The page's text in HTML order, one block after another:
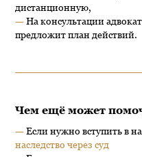
дистанционную,
—На консультации
предложит план действий.
Чем ещё может
—Если нужно вступить в
наследство через суд